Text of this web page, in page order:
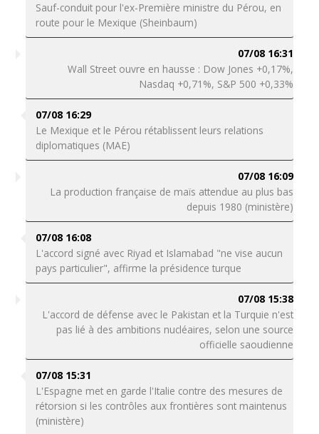
Sauf-conduit pour l'ex-Première ministre du Pérou, en
route pour le Mexique (Sheinbaum)
07/08 16:31
Wall Street ouvre en hausse : Dow Jones +0,17%,
Nasdaq +0,71%, S&P 500 +0,33%
07/08 16:29
Le Mexique et le Pérou rétablissent leurs relations
diplomatiques (MAE)
07/08 16:09
La production française de maïs attendue au plus bas
depuis 1980 (ministère)
07/08 16:08
L'accord signé avec Riyad et Islamabad "ne vise aucun
pays particulier", affirme la présidence turque
07/08 15:38
L'accord de défense avec le Pakistan et la Turquie n'est
pas lié à des ambitions nucléaires, selon une source
officielle saoudienne
07/08 15:31
L'Espagne met en garde l'Italie contre des mesures de
rétorsion si les contrôles aux frontières sont maintenus
(ministère)